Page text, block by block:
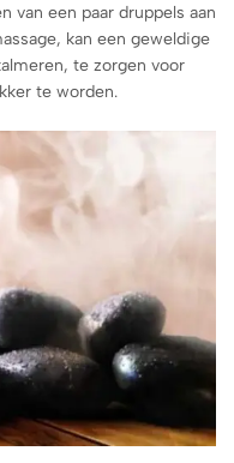
van een paar druppels aan
kan een geweldige
te zorgen voor
te worden.